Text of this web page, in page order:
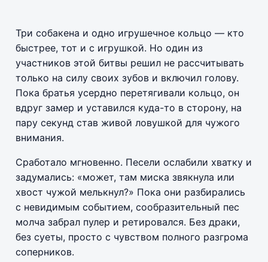
Три собакена и одно игрушечное кольцо — кто
быстрее, тот и с игрушкой. Но один из
участников этой битвы решил не рассчитывать
только на силу своих зубов и включил голову.
Пока братья усердно перетягивали кольцо, он
вдруг замер и уставился куда-то в сторону, на
пару секунд став живой ловушкой для чужого
внимания.
Сработало мгновенно. Песели ослабили хватку и
задумались: «может, там миска звякнула или
хвост чужой мелькнул?» Пока они разбирались
с невидимым событием, сообразительный пес
молча забрал пулер и ретировался. Без драки,
без суеты, просто с чувством полного разгрома
соперников.